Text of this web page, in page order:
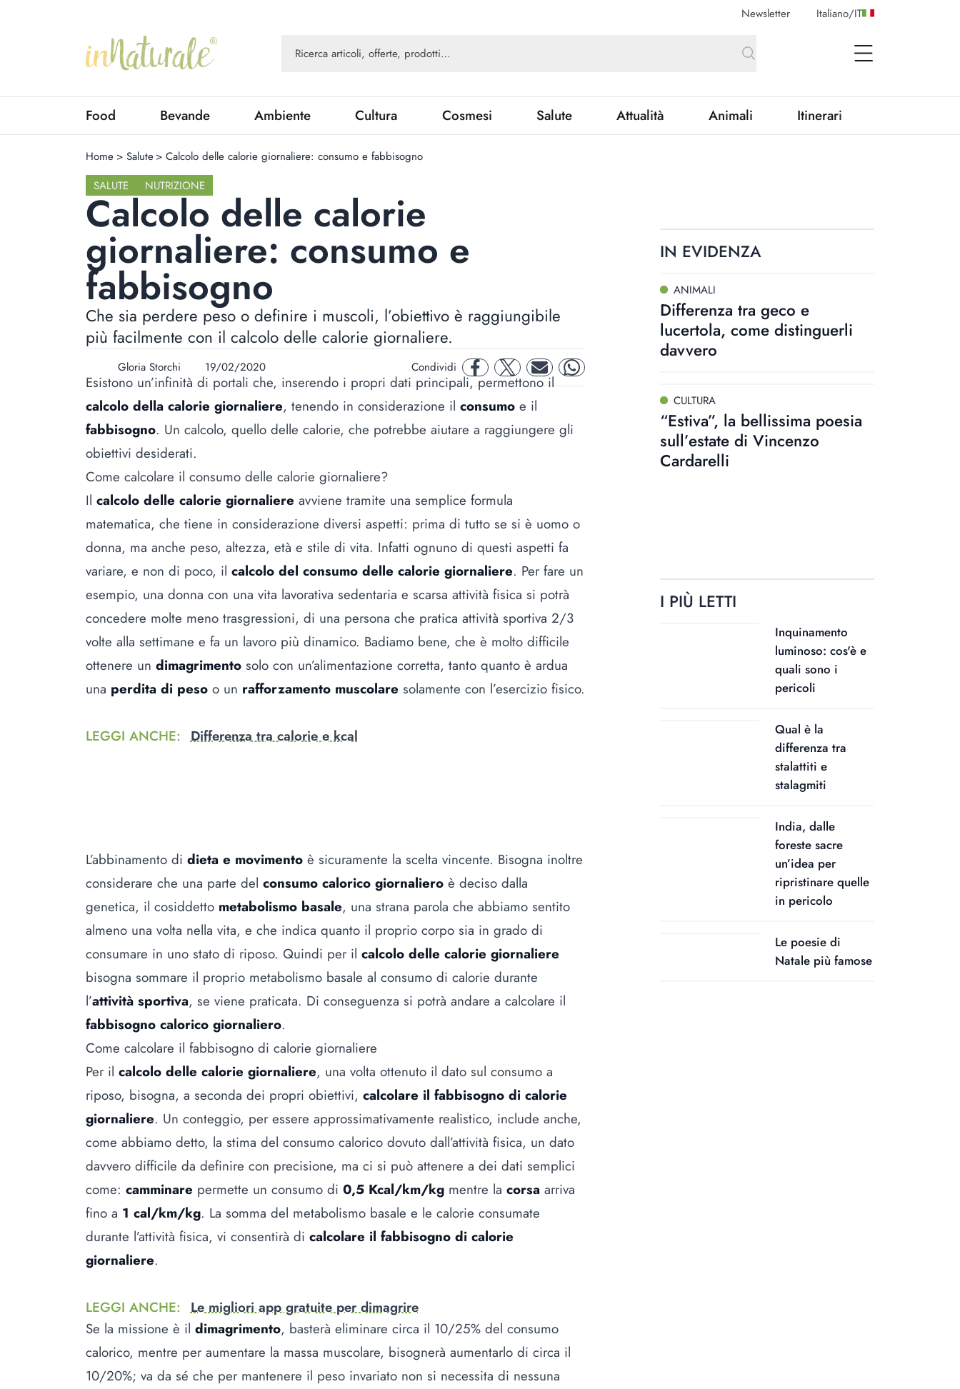
Newsletter Italiano/IT
open Menu
Food Bevande Ambiente Cultura Cosmesi Salute Attualità Animali Itinerari
Home > Salute > Calcolo delle calorie giornaliere: consumo e fabbisogno
SALUTE
NUTRIZIONE
Calcolo delle calorie
giornaliere: consumo e
fabbisogno
Che sia perdere peso o definire i muscoli, l’obiettivo è raggiungibile
più facilmente con il calcolo delle calorie giornaliere.
Gloria Storchi 19/02/2020 Condividi facebooktwitter mail whatsapp
Esistono un’infinità di portali che, inserendo i propri dati principali, permettono il
calcolo della calorie giornaliere, tenendo in considerazione il consumo e il
fabbisogno. Un calcolo, quello delle calorie, che potrebbe aiutare a raggiungere gli
obiettivi desiderati.
Come calcolare il consumo delle calorie giornaliere?
Il calcolo delle calorie giornaliere avviene tramite una semplice formula
matematica, che tiene in considerazione diversi aspetti: prima di tutto se si è uomo o
donna, ma anche peso, altezza, età e stile di vita. Infatti ognuno di questi aspetti fa
variare, e non di poco, il calcolo del consumo delle calorie giornaliere. Per fare un
esempio, una donna con una vita lavorativa sedentaria e scarsa attività fisica si potrà
concedere molte meno trasgressioni, di una persona che pratica attività sportiva 2/3
volte alla settimane e fa un lavoro più dinamico. Badiamo bene, che è molto difficile
ottenere un dimagrimento solo con un’alimentazione corretta, tanto quanto è ardua
una perdita di peso o un rafforzamento muscolare solamente con l’esercizio fisico.
LEGGI ANCHE: Differenza tra calorie e kcal
L’abbinamento di dieta e movimento è sicuramente la scelta vincente. Bisogna inoltre
considerare che una parte del consumo calorico giornaliero è deciso dalla
genetica, il cosiddetto metabolismo basale, una strana parola che abbiamo sentito
almeno una volta nella vita, e che indica quanto il proprio corpo sia in grado di
consumare in uno stato di riposo. Quindi per il calcolo delle calorie giornaliere
bisogna sommare il proprio metabolismo basale al consumo di calorie durante
l’attività sportiva, se viene praticata. Di conseguenza si potrà andare a calcolare il
fabbisogno calorico giornaliero.
Come calcolare il fabbisogno di calorie giornaliere
Per il calcolo delle calorie giornaliere, una volta ottenuto il dato sul consumo a
riposo, bisogna, a seconda dei propri obiettivi, calcolare il fabbisogno di calorie
giornaliere. Un conteggio, per essere approssimativamente realistico, include anche,
come abbiamo detto, la stima del consumo calorico dovuto dall’attività fisica, un dato
davvero difficile da definire con precisione, ma ci si può attenere a dei dati semplici
come: camminare permette un consumo di 0,5 Kcal/km/kg mentre la corsa arriva
fino a 1 cal/km/kg. La somma del metabolismo basale e le calorie consumate
durante l’attività fisica, vi consentirà di calcolare il fabbisogno di calorie
giornaliere.
LEGGI ANCHE: Le migliori app gratuite per dimagrire
Se la missione è il dimagrimento, basterà eliminare circa il 10/25% del consumo
calorico, mentre per aumentare la massa muscolare, bisognerà aumentarlo di circa il
10/20%; va da sé che per mantenere il peso invariato non si necessita di nessuna
IN EVIDENZA
ANIMALI
Differenza tra geco e
lucertola, come distinguerli
davvero
CULTURA
“Estiva”, la bellissima poesia
sull’estate di Vincenzo
Cardarelli
I PIÙ LETTI
Inquinamento
luminoso: cos'è e
quali sono i
pericoli
Qual è la
differenza tra
stalattiti e
stalagmiti
India, dalle
foreste sacre
un’idea per
ripristinare quelle
in pericolo
Le poesie di
Natale più famose